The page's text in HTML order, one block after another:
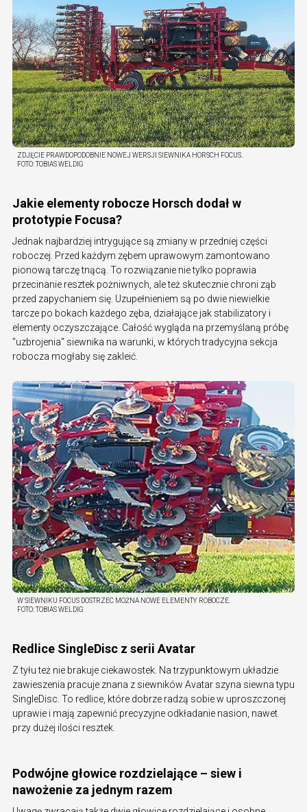
ZDJĘCIE PRAWDOPODOBNIE NOWEJ WERSJI SIEWNIKA HORSCH FOCUS.
FOTO:TOBIAS WELDIG
Jakie elementy robocze Horsch dodał w
prototypie Focusa?
Jednak najbardziej intrygujące są zmiany w przedniej części
roboczej. Przed każdym zębem uprawowym zamontowano
pionową tarczę tnącą. To rozwiązanie nie tylko poprawia
przecinanie resztek pożniwnych, ale też skutecznie chroni ząb
przed zapychaniem się. Uzupełnieniem są po dwie niewielkie
tarcze po bokach każdego zęba, działające jak stabilizatory i
elementy oczyszczające. Całość wygląda na przemyślaną próbę
"uzbrojenia" siewnika na warunki, w których tradycyjna sekcja
robocza mogłaby się zakleić.
W SIEWNIKU FOCUS DOSTRZEC MOŻNA NOWE ELEMENTY ROBOCZE.
FOTO:TOBIAS WELDIG
Redlice SingleDisc z serii Avatar
Z tyłu też nie brakuje ciekawostek. Na trzypunktowym układzie
zawieszenia pracuje znana z siewników Avatar szyna siewna typu
SingleDisc. To redlice, które dobrze radzą sobie w uproszczonej
uprawie i mają zapewnić precyzyjne odkładanie nasion, nawet
przy dużej ilości resztek.
Podwójne głowice rozdzielające – siew i
nawożenie za jednym razem